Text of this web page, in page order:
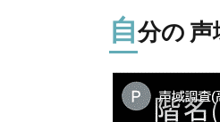
自分の